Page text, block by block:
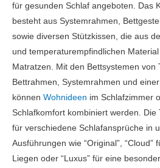
für gesunden Schlaf angeboten. Das
besteht aus Systemrahmen,
sowie diversen Stützkissen, die aus
und temperaturempfindlichen
Matratzen. Mit den Bettsystemen von
Bettrahmen, Systemrahmen und
können Wohnideen im Schlafzimmer
Schlafkomfort kombiniert werden.
für verschiedene Schlafansprüche in
Ausführungen wie “Original”, “Cloud”
Liegen oder “Luxus” für eine